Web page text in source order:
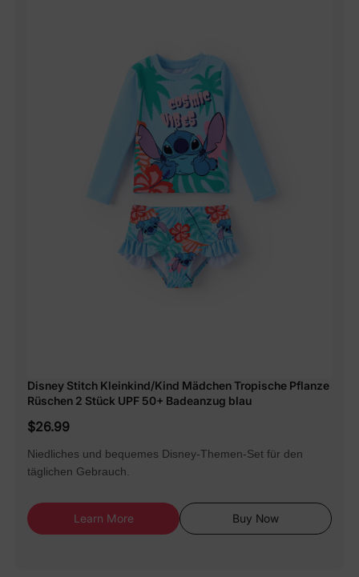
Disney Stitch Kleinkind/Kind Mädchen Tropische Pflanze
Rüschen 2 Stück UPF 50+ Badeanzug blau
$26.99
Niedliches und bequemes Disney-Themen-Set für den
täglichen Gebrauch.
Learn More Buy Now